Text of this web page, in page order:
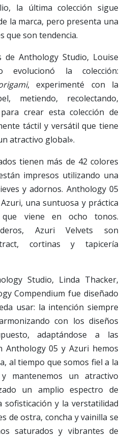
la última colección sigue
la marca, pero presenta una
que son tendencia.
de Anthology Studio, Louise
evolucionó la colección:
, experimenté con la
metiendo, recolectando,
crear esta colección de
táctil y versátil que tiene
atractivo global».
tienen más de 42 colores
impresos utilizando una
y adornos. Anthology 05
una suntuosa y práctica
viene en ocho tonos.
Azuri Velvets son
cortinas y tapicería
Studio, Linda Thacker,
Compendium fue diseñado
usar: la intención siempre
con los diseños
adaptándose a las
Anthology 05 y Azuri hemos
al tiempo que somos fiel a la
mantenemos un atractivo
un amplio espectro de
y la verstatilidad
de ostra, concha y vainilla se
saturados y vibrantes de